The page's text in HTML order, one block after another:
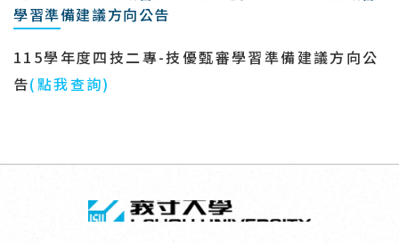
學習準備建議方向公告
115學年度四技二專-技優甄審學習準備建議方向公
告(點我查詢)
回頂端